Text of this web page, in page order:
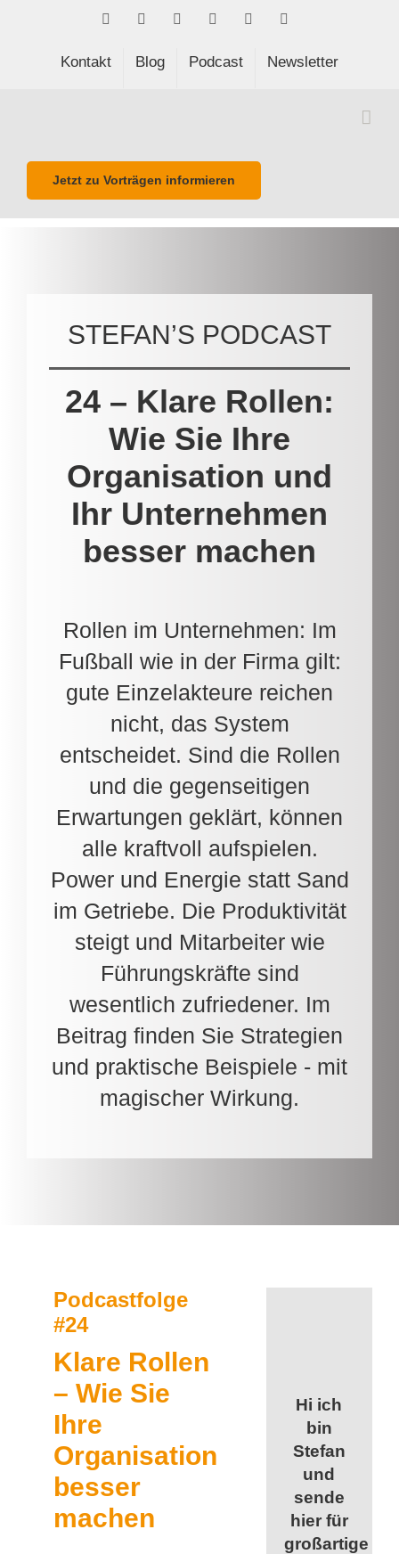
FacebookLinkedIn Spotify
Kontakt Blog Podcast Newsletter
Jetzt zu Vorträgen informieren
STEFAN’S PODCAST
24 – Klare Rollen:
Wie Sie Ihre
Organisation und
Ihr Unternehmen
besser machen
Rollen im Unternehmen: Im
Fußball wie in der Firma gilt:
gute Einzelakteure reichen
nicht, das System
entscheidet. Sind die Rollen
und die gegenseitigen
Erwartungen geklärt, können
alle kraftvoll aufspielen.
Power und Energie statt Sand
im Getriebe. Die Produktivität
steigt und Mitarbeiter wie
Führungskräfte sind
wesentlich zufriedener. Im
Beitrag finden Sie Strategien
und praktische Beispiele - mit
magischer Wirkung.
Podcastfolge
#24
Klare Rollen
– Wie Sie
Ihre
Organisation
besser
machen
Hi ich
bin
Stefan
und
sende
hier für
großartige